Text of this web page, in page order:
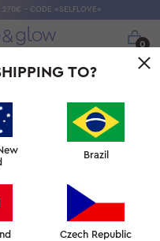
270€ - CODE «SELFLOVE»
0
TO?
Brazil
Czech Republic